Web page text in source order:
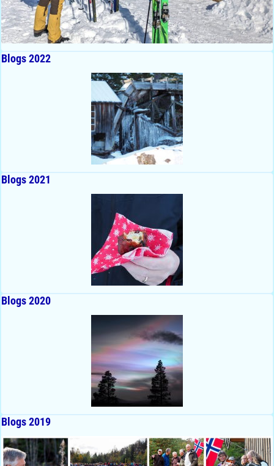
Blogs 2022
Blogs 2021
Blogs 2020
Blogs 2019